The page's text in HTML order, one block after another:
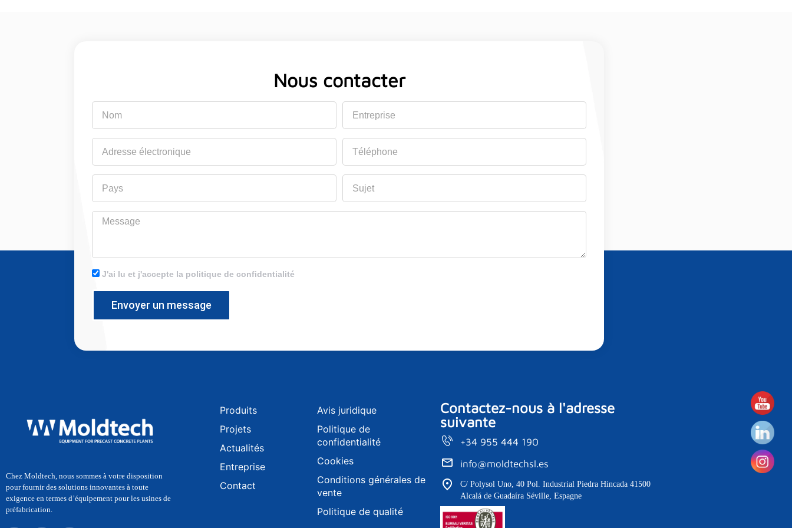
Nous contacter
électronique
Message
J'ai lu et j'accepte la politique de confidentialité
Envoyer un message
Chez Moldtech, nous sommes à votre disposition
pour fournir des solutions innovantes à toute
exigence en termes d’équipement pour les usines de
préfabrication.
Produits
Projets
Actualités
Entreprise
Contact
Avis juridique
Politique de
confidentialité
Cookies
Conditions générales de
vente
Politique de qualité
Contactez-nous à l'adresse
suivante
+34 955 444 190
info@moldtechsl.es
C/ Polysol Uno, 40 Pol. Industrial Piedra Hincada 41500
Alcalá de Guadaíra Séville, Espagne